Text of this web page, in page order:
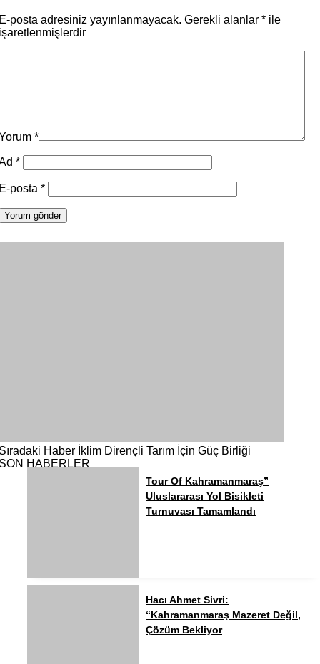
posta adresiniz yayınlanmayacak. Gerekli alanlar * ile
*
*
posta *
Haber İklim Dirençli Tarım İçin Güç Birliği
HABERLER
Tour Of Kahramanmaraş”
Uluslararası Yol Bisikleti
Turnuvası Tamamlandı
Hacı Ahmet Sivri:
“Kahramanmaraş Mazeret Değil,
Çözüm Bekliyor